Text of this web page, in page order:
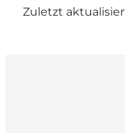
Zuletzt